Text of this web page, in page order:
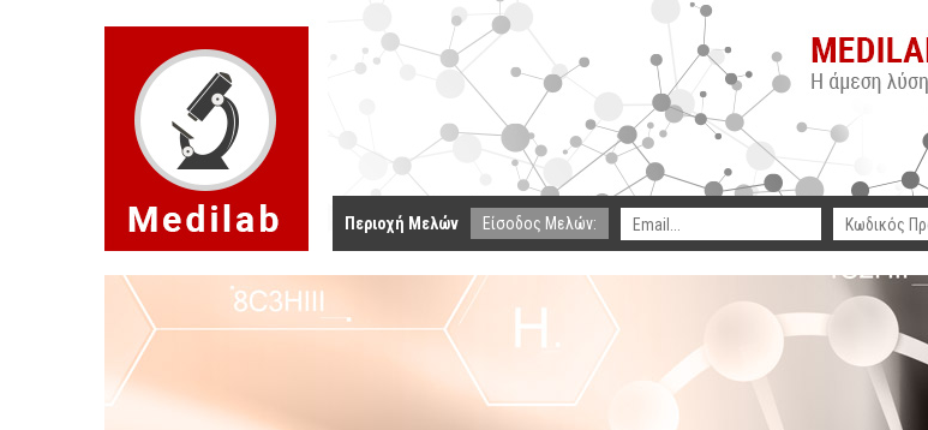
Περιοχή Μελών Είσοδος Μελών: